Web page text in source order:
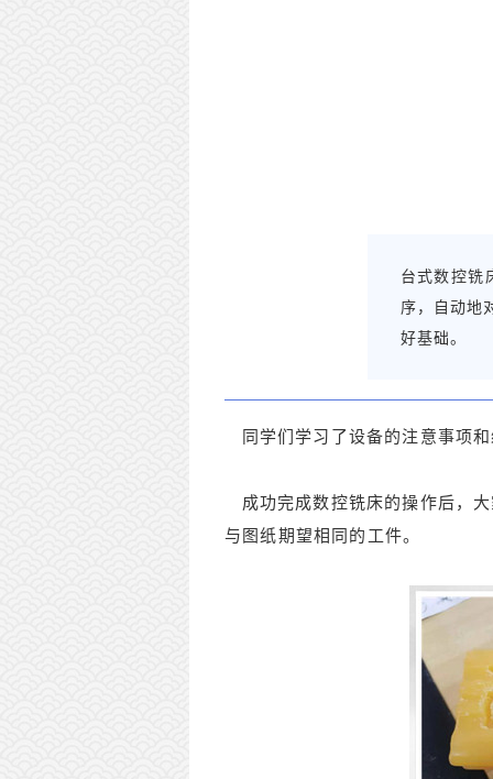
台式数控铣
序，自动地
好基础。
同学们学习了设备的注意事项
成功完成数控铣床的操作后，
与图纸期望相同的工件。